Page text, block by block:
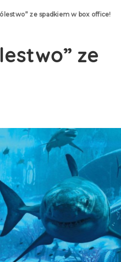
ze spadkiem w box office!
ze